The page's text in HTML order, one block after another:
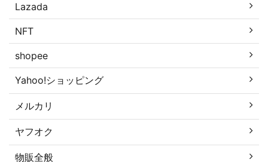
Lazada
NFT
shopee
Yahoo!ショッピング
メルカリ
ヤフオク
物販全般